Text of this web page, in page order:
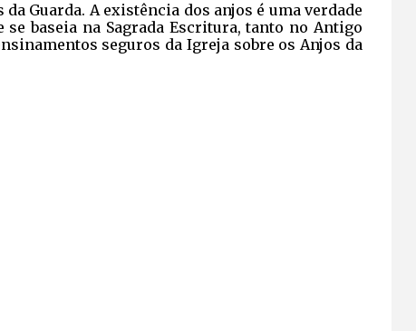
Guarda. A existência dos anjos é uma verdade
baseia na Sagrada Escritura, tanto no Antigo
seguros da Igreja sobre os Anjos da